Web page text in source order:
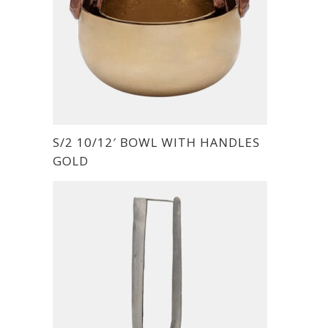
S/2 10/12′ BOWL WITH HANDLES
GOLD